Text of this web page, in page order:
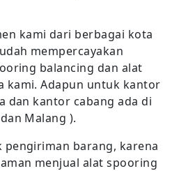
kami dari berbagai kota
mempercayakan
balancing dan alat
kami. Adapun untuk kantor
dan kantor cabang ada di
Malang ).
pengiriman barang, karena
menjual alat spooring